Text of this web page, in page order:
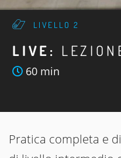
LIVELLO 2
LIVE:
60 min
Pratica completa e